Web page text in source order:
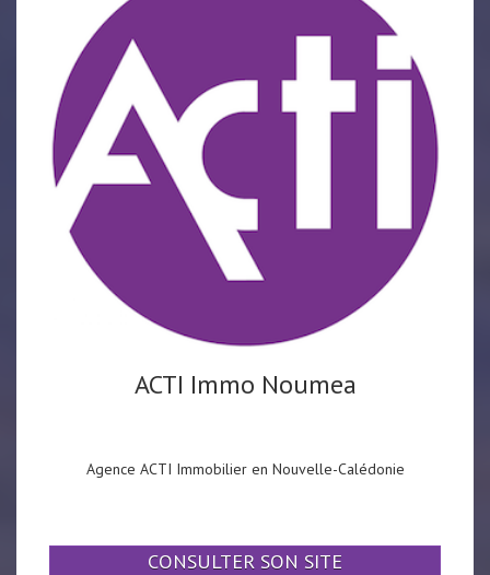
ACTI Immo Noumea
Agence ACTI Immobilier en Nouvelle-Calédonie
CONSULTER SON SITE